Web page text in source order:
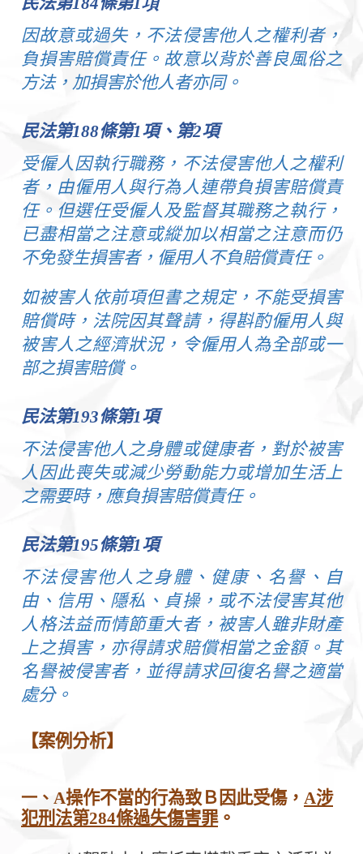
因故意或過失，不法侵害他人之權利者，
負損害賠償責任。故意以背於善良風俗之
方法，加損害於他人者亦同。
民法第188條第1項、第2項
受僱人因執行職務，不法侵害他人之權利
者，由僱用人與行為人連帶負損害賠償責
任。但選任受僱人及監督其職務之執行，
已盡相當之注意或縱加以相當之注意而仍
不免發生損害者，僱用人不負賠償責任。
如被害人依前項但書之規定，不能受損害
賠償時，法院因其聲請，得斟酌僱用人與
被害人之經濟狀況，令僱用人為全部或一
部之損害賠償。
民法第193條第1項
不法侵害他人之身體或健康者，對於被害
人因此喪失或減少勞動能力或增加生活上
之需要時，應負損害賠償責任。
民法第195條第1項
不法侵害他人之身體、健康、名譽、自
由、信用、隱私、貞操，或不法侵害其他
人格法益而情節重大者，被害人雖非財產
上之損害，亦得請求賠償相當之金額。其
名譽被侵害者，並得請求回復名譽之適當
處分。
【案例分析】
一、 A操作不當的行為致Ｂ因此受傷， A涉
犯刑法第284條過失傷害罪。